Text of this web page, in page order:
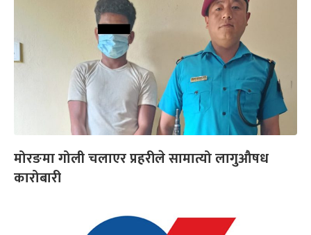
मोरङमा गोली चलाएर प्रहरीले सामात्यो लागुऔषध
कारोबारी